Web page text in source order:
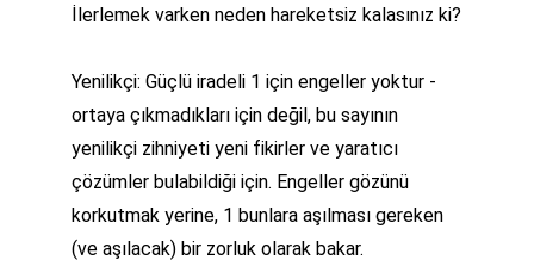
İlerlemek varken neden hareketsiz kalasınız ki?
Yenilikçi: Güçlü iradeli 1 için engeller yoktur -
ortaya çıkmadıkları için değil, bu sayının
yenilikçi zihniyeti yeni fikirler ve yaratıcı
çözümler bulabildiği için. Engeller gözünü
korkutmak yerine, 1 bunlara aşılması gereken
(ve aşılacak) bir zorluk olarak bakar.